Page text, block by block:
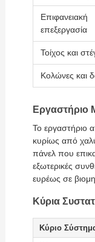
Επιφανειακή
επεξεργασία
Τοίχος και
Κολώνες και
Εργαστήριο
Το εργαστήριο
κυρίως από
πάνελ που
εξωτερικές
ευρέως σε
Κύρια
Κύριο